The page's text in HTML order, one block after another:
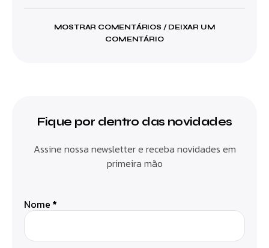
MOSTRAR COMENTÁRIOS / DEIXAR UM
COMENTÁRIO
Fique por dentro das novidades
Assine nossa newsletter e receba novidades em
primeira mão
Nome *